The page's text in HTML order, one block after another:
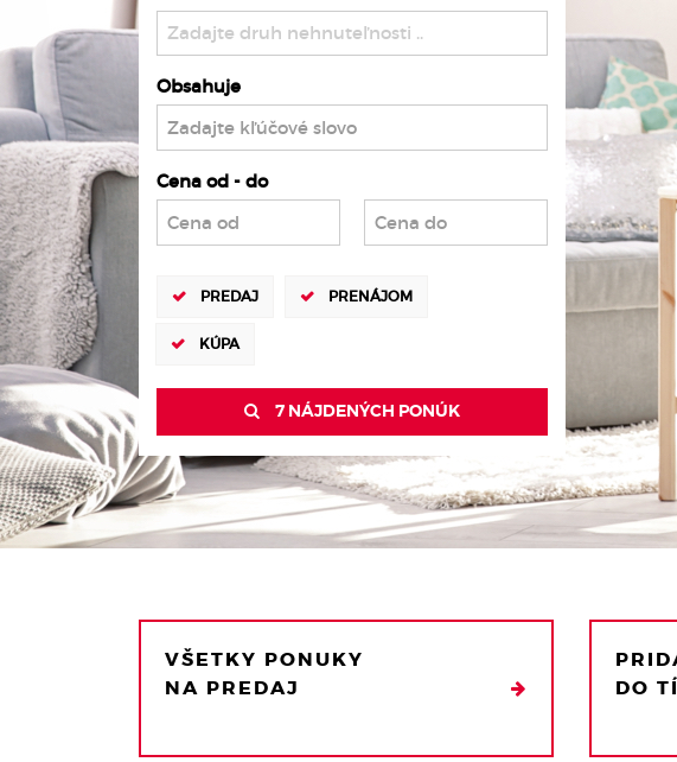
Zadajte druh nehnuteľnosti ..
Obsahuje
Cena od - do
PREDAJ PRENÁJOM
KÚPA
7 NÁJDENÝCH PONÚK
VŠETKY PONUKY
NA PREDAJ
DO